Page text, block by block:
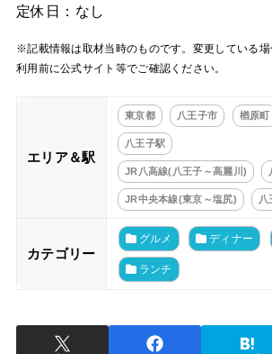
定休日：なし
※記載情報は取材当時のものです。変更している
利用前に公式サイト等でご確認ください。
エリア＆駅
東京都 八王子市 楢原町
八王子駅
JR八高線(八王子～高麗川)
JR中央本線(東京～塩尻) 八
カテゴリー
グルメ ディナー
ランチ